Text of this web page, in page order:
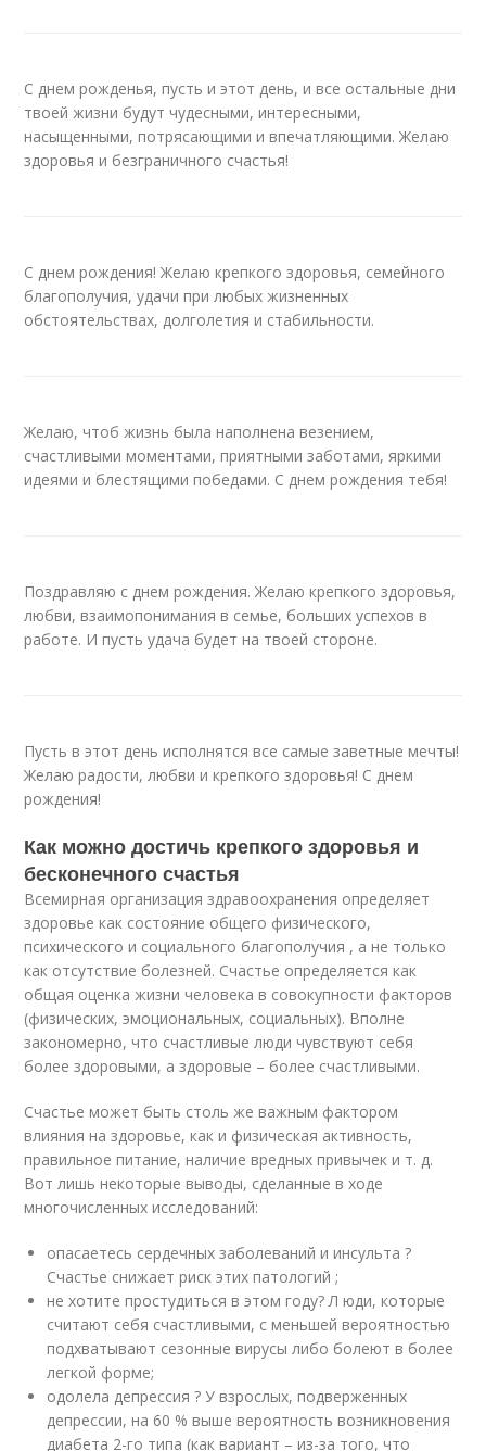
С днем рожденья, пусть и этот день, и все остальные дни
твоей жизни будут чудесными, интересными,
насыщенными, потрясающими и впечатляющими. Желаю
здоровья и безграничного счастья!
С днем рождения! Желаю крепкого здоровья, семейного
благополучия, удачи при любых жизненных
обстоятельствах, долголетия и стабильности.
Желаю, чтоб жизнь была наполнена везением,
счастливыми моментами, приятными заботами, яркими
идеями и блестящими победами. С днем рождения тебя!
Поздравляю с днем рождения. Желаю крепкого здоровья,
любви, взаимопонимания в семье, больших успехов в
работе. И пусть удача будет на твоей стороне.
Пусть в этот день исполнятся все самые заветные мечты!
Желаю радости, любви и крепкого здоровья! С днем
рождения!
Как можно достичь крепкого здоровья и
бесконечного счастья
Всемирная организация здравоохранения определяет
здоровье как состояние общего физического,
психического и социального благополучия , а не только
как отсутствие болезней. Счастье определяется как
общая оценка жизни человека в совокупности факторов
(физических, эмоциональных, социальных). Вполне
закономерно, что счастливые люди чувствуют себя
более здоровыми, а здоровые – более счастливыми.
Счастье может быть столь же важным фактором
влияния на здоровье, как и физическая активность,
правильное питание, наличие вредных привычек и т. д.
Вот лишь некоторые выводы, сделанные в ходе
многочисленных исследований:
опасаетесь сердечных заболеваний и инсульта ?
Счастье снижает риск этих патологий ;
не хотите простудиться в этом году? Л юди, которые
считают себя счастливыми, с меньшей вероятностью
подхватывают сезонные вирусы либо болеют в более
легкой форме;
одолела депрессия ? У взрослых, подверженных
депрессии, на 60 % выше вероятность возникновения
диабета 2-го типа (как вариант – из-за того, что